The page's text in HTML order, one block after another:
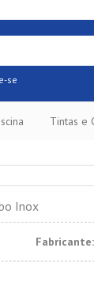
se
Tintas e
Inox
Fabricante: